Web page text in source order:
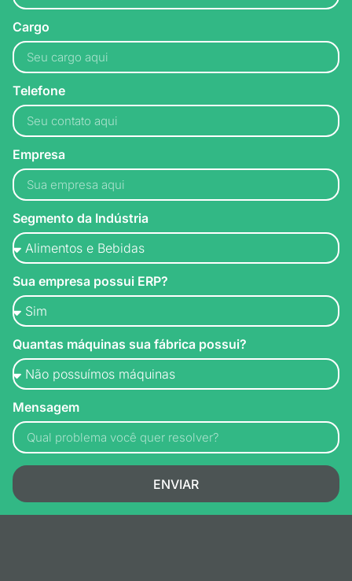
Cargo
Telefone
Empresa
Segmento da Indústria
Sua empresa possui ERP?
Quantas máquinas sua fábrica possui?
Mensagem
ENVIAR